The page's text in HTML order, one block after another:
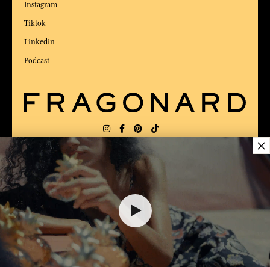
$ 77.00
Instagram
Tiktok
Linkedin
Podcast
LIEFERUNG: US SPRACHE:
ZUM BESTEN ONLINE-COMMERCE-SITE
2025 vom Magazin Capital gewählt
×